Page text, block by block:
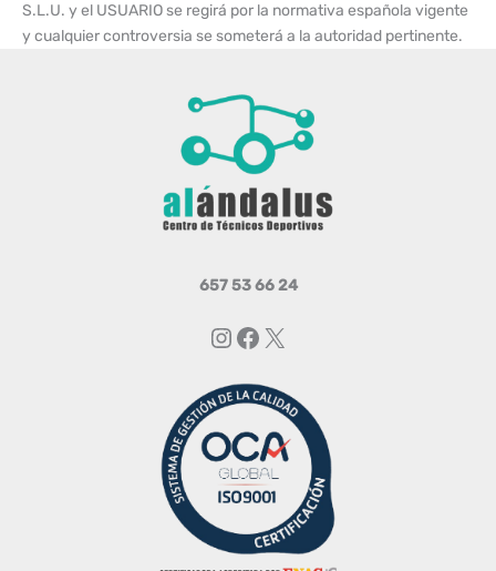
S.L.U. y el USUARIO se regirá por la normativa española vigente
y cualquier controversia se someterá a la autoridad pertinente.
657 53 66 24
Instagram
Facebook
X